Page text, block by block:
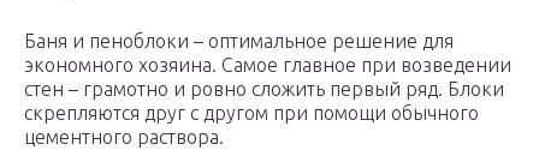
Баня и пеноблоки – оптимальное решение для
экономного хозяина. Самое главное при возведении
стен – грамотно и ровно сложить первый ряд. Блоки
скрепляются друг с другом при помощи обычного
цементного раствора.